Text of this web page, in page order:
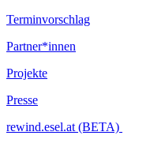
Terminvorschlag
Partner*innen
Projekte
Presse
rewind.esel.at (BETA)